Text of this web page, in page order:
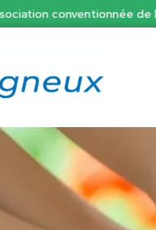
conventionnée de la